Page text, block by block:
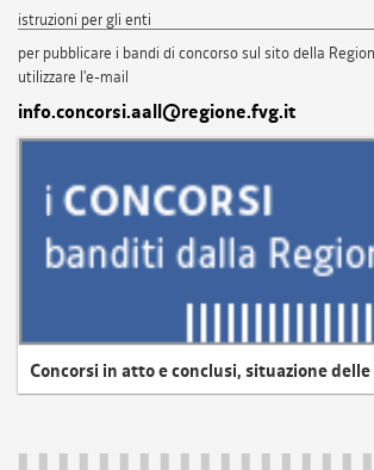
istruzioni per gli enti
per pubblicare i bandi di concorso sul sito della
utilizzare l'e-mail
info.concorsi.aall@regione.fvg.it
Concorsi in atto e conclusi, situazione